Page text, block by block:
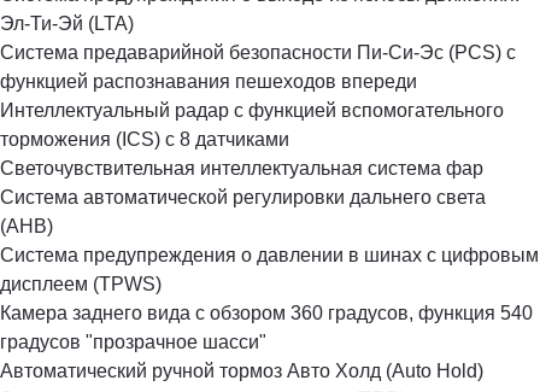
Эл-Ти-Эй (LTA)
Система предаварийной безопасности Пи-Си-Эс (PCS) с
функцией распознавания пешеходов впереди
Интеллектуальный радар с функцией вспомогательного
торможения (ICS) с 8 датчиками
Светочувствительная интеллектуальная система фар
Система автоматической регулировки дальнего света
(AHB)
Система предупреждения о давлении в шинах с цифровым
дисплеем (TPWS)
Камера заднего вида с обзором 360 градусов, функция 540
градусов "прозрачное шасси"
Автоматический ручной тормоз Авто Холд (Auto Hold)